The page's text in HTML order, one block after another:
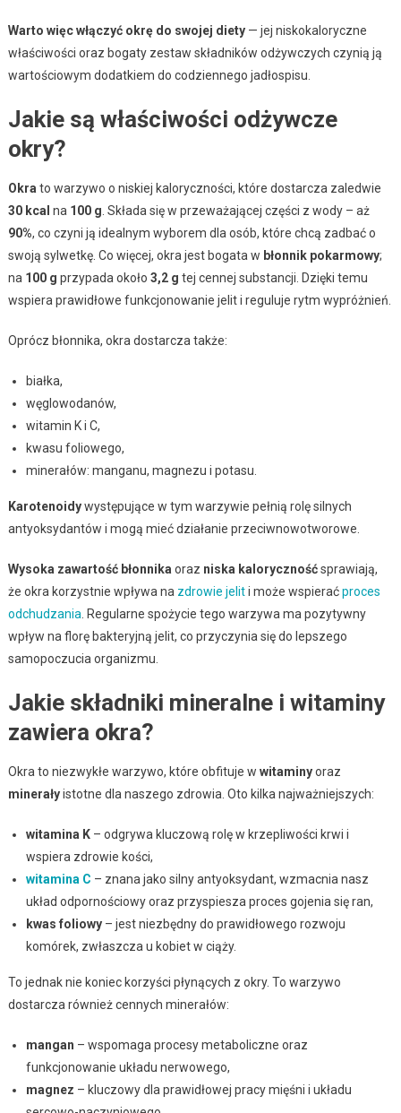
Warto więc włączyć okrę do swojej diety— jej niskokaloryczne
właściwości oraz bogaty zestaw składników odżywczych czynią ją
wartościowym dodatkiem do codziennego jadłospisu.
Jakie są właściwości odżywcze
okry?
Okra to warzywo o niskiej kaloryczności, które dostarcza zaledwie
30 kcal na 100 g . Składa się w przeważającej części z wody – aż
90%, co czyni ją idealnym wyborem dla osób, które chcą zadbać o
swoją sylwetkę. Co więcej, okra jest bogata w błonnik pokarmowy;
na 100 g przypada około 3,2 g tej cennej substancji. Dzięki temu
wspiera prawidłowe funkcjonowanie jelit i reguluje rytm wypróżnień.
Oprócz błonnika, okra dostarcza także:
białka,
węglowodanów,
witamin K i C,
kwasu foliowego,
minerałów: manganu, magnezu i potasu.
Karotenoidywystępujące w tym warzywie pełnią rolę silnych
antyoksydantów i mogą mieć działanie przeciwnowotworowe.
Wysoka zawartość błonnika oraz niska kalorycznośćsprawiają,
że okra korzystnie wpływa na zdrowie jeliti może wspieraćproces
odchudzania . Regularne spożycie tego warzywa ma pozytywny
wpływ na florę bakteryjną jelit, co przyczynia się do lepszego
samopoczucia organizmu.
Jakie składniki mineralne i witaminy
zawiera okra?
Okra to niezwykłe warzywo, które obfituje w witaminyoraz
minerałyistotne dla naszego zdrowia. Oto kilka najważniejszych:
witamina K– odgrywa kluczową rolę w krzepliwości krwi i
wspiera zdrowie kości,
witamina C – znana jako silny antyoksydant, wzmacnia nasz
układ odpornościowy oraz przyspiesza proces gojenia się ran,
kwas foliowy– jest niezbędny do prawidłowego rozwoju
komórek, zwłaszcza u kobiet w ciąży.
To jednak nie koniec korzyści płynących z okry. To warzywo
dostarcza również cennych minerałów:
mangan – wspomaga procesy metaboliczne oraz
funkcjonowanie układu nerwowego,
magnez – kluczowy dla prawidłowej pracy mięśni i układu